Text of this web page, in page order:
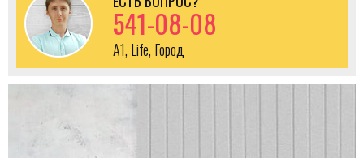
541-08-08
A1, Life, Город